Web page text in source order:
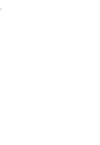
,